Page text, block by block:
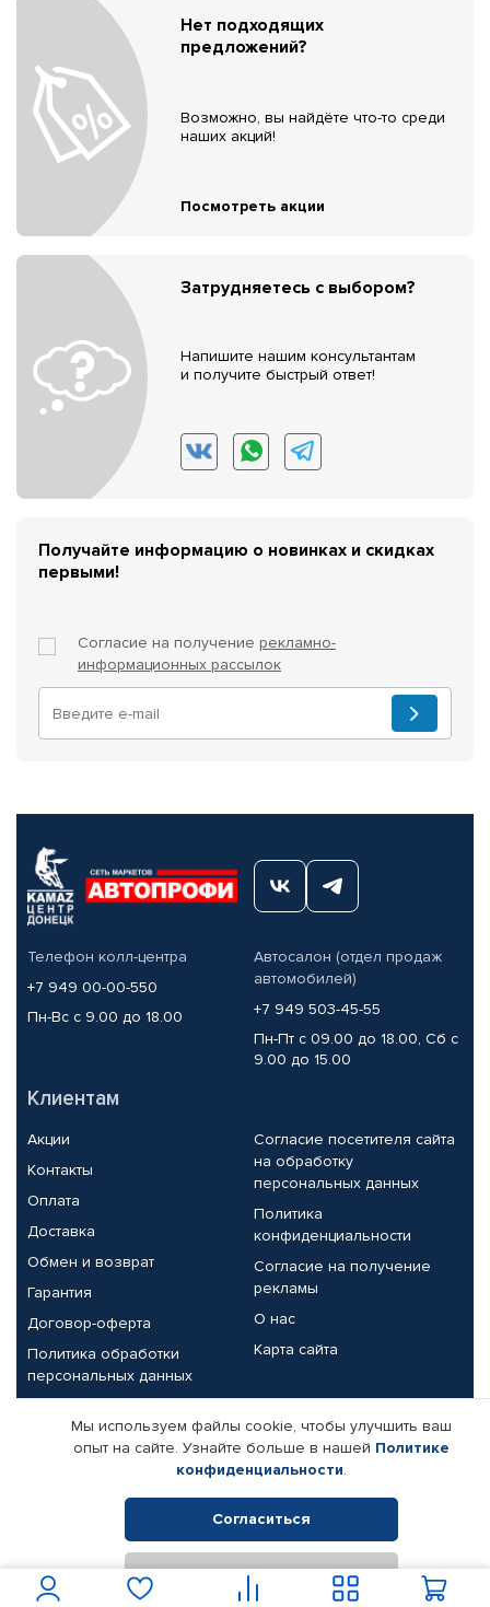
Нет подходящих
предложений?
Возможно, вы найдёте что-то среди
наших акций!
Посмотреть акции
Затрудняетесь с выбором?
Напишите нашим консультантам
и получите быстрый ответ!
Получайте информацию о новинках и скидках
первыми!
Согласие на получение рекламно-
информационных рассылок
Телефон колл-центра
+7 949 00-00-550
Пн-Вс с 9.00 до 18.00
Автосалон (отдел продаж
автомобилей)
+7 949 503-45-55
Пн-Пт с 09.00 до 18.00, Сб с
9.00 до 15.00
Клиентам
Акции
Контакты
Оплата
Доставка
Обмен и возврат
Гарантия
Договор-оферта
Политика обработки
персональных данных
Согласие посетителя сайта
на обработку
персональных данных
Политика
конфиденциальности
Согласие на получение
рекламы
О нас
Карта сайта
Партнерам
Корпоративным клиентам
Поставщикам
Реквизиты компании
© КАМАЗ ЦЕНТР ДОНЕЦК, 2015-2026. Все права защищены.
Интернет-магазин автомобильных товаров Автопрофи.
Мы используем файлы cookie, чтобы улучшить ваш
опыт на сайте. Узнайте больше в нашей Политике
конфиденциальности.
Согласиться
Отклонить